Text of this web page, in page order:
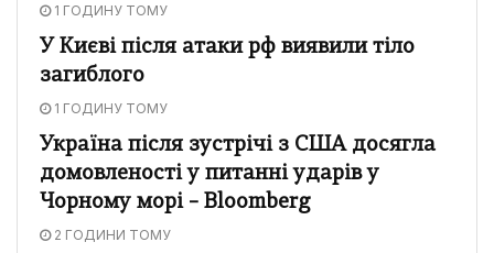
1 ГОДИНУ ТОМУ
У Києві після атаки рф виявили тіло
загиблого
1 ГОДИНУ ТОМУ
Україна після зустрічі з США досягла
домовленості у питанні ударів у
Чорному морі – Bloomberg
2 ГОДИНИ ТОМУ